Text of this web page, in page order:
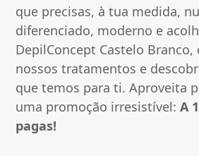
l
o
B
r
a
n
que precisas, à tua medida,
diferenciado, moderno e
DepilConcept Castelo Branco,
nossos tratamentos e
que temos para ti. Aproveita
uma promoção irresistível:A
pagas!